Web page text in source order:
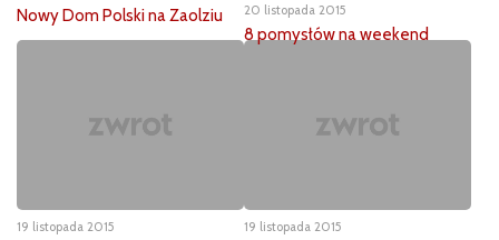
Nowy Dom Polski na Zaolziu 20 listopada 2015
8 pomysłów na weekend
19 listopada 2015 19 listopada 2015